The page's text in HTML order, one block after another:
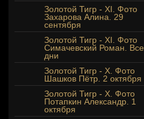
Золотой Тигр - XI. Фото
Захарова Алина. 29
сентября
Золотой Тигр - XI. Фото
Симачевский Роман. Все
дни
Золотой Тигр - Х. Фото
Шашков Пётр. 2 октября
Золотой Тигр - Х. Фото
Потапкин Александр. 1
октября